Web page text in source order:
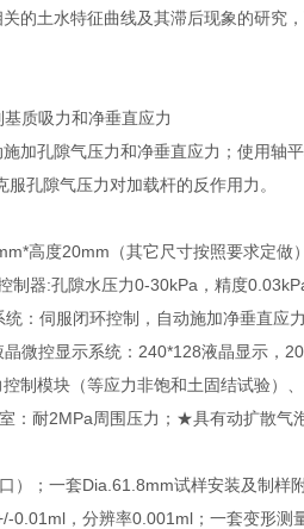
的土水特征曲线及其滞后现象的研究
质吸力和净垂直应力
加孔隙气压力和净垂直应力；使用轴
孔隙气压力对加载杆的反作用力。
高度20mm （其它尺寸按照要求定做
制器:孔隙水压力0-30kPa ，精度
：伺服闭环控制，自动施加净垂直应力
晶微控显示系统： 240*128液晶显示， 20
制模块（等应力非饱和土固结试验）
：耐2MPa 周围压力； ★具有动扩散气
）；一套Dia.61.8mm试样安装及制样
0.01ml，分辨率0.001ml；一套变形